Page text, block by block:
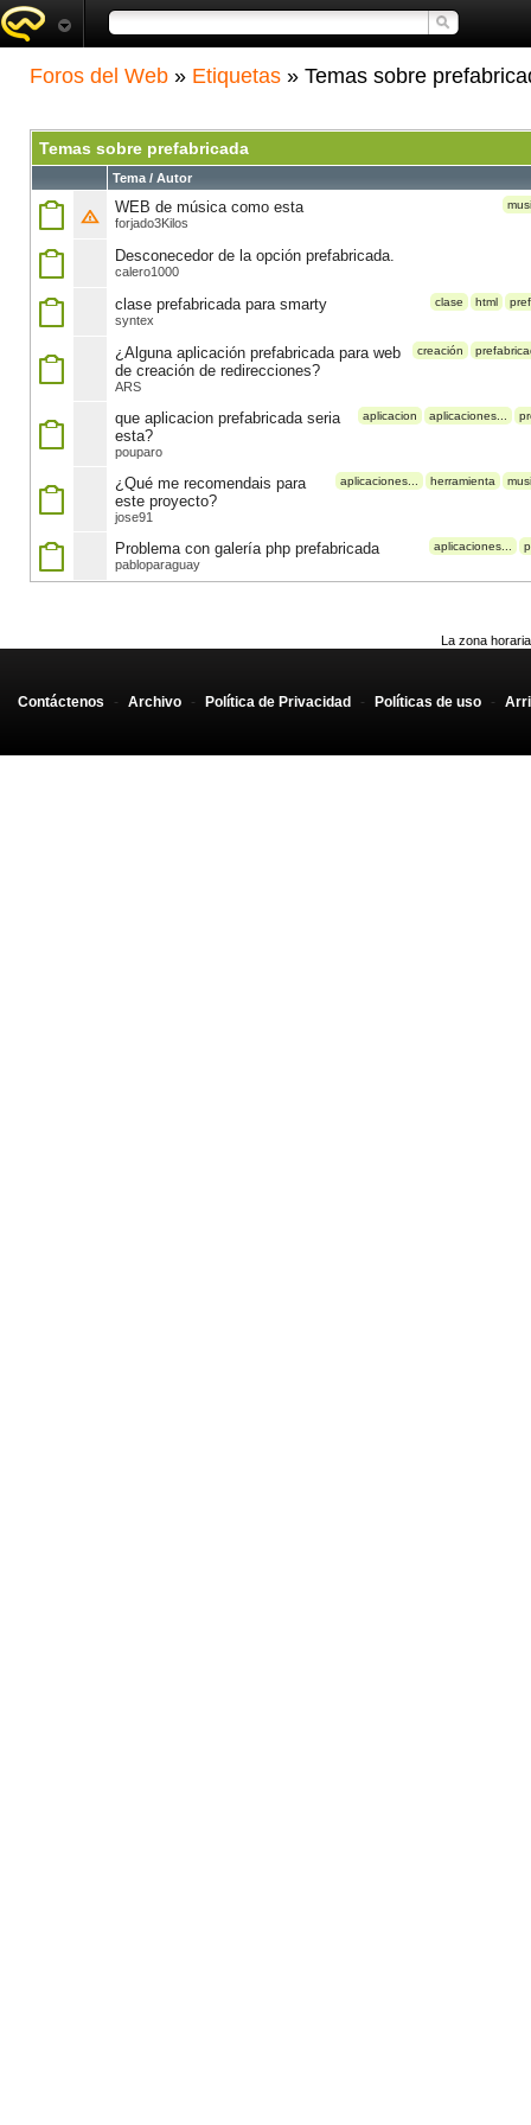
Foros del Web » Etiquetas » Temas sobre
Temas sobre prefabricada
Tema / Autor
WEB de música como esta
forjado3Kilos
Desconecedor de la opción prefabricada.
calero1000
clase html
clase prefabricada para smarty
syntex
creación
¿Alguna aplicación prefabricada para web
de creación de redirecciones?
ARS
aplicacion aplicaciones...
que aplicacion prefabricada seria
esta?
pouparo
aplicaciones... herramienta
¿Qué me recomendais para
este proyecto?
jose91
aplicaciones...
Problema con galería php prefabricada
pabloparaguay
La zona
Contáctenos - Archivo - Política de Privacidad - Políticas de uso -